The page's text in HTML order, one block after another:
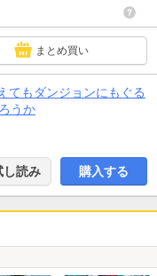
まとめ買い
てもダンジョンにもぐる
うか
読み 購入する